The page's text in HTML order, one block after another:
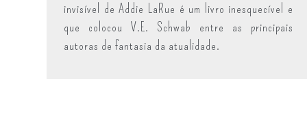
invisível de Addie LaRue é um livro inesquecível e
que colocou V.E. Schwab entre as principais
autoras de fantasia da atualidade.